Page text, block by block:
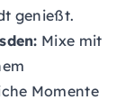
genießt.
Mixe mit
Momente